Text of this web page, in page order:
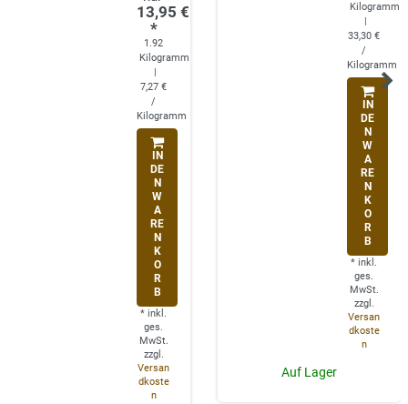
13,95 €
*
1.92
Kilogramm
7,27 €
/
Kilogramm
IN
DE
N
W
A
RE
N
K
O
R
B
* inkl.
ges.
MwSt.
zzgl.
Versan
dkoste
n
Kilogramm
33,30 €
/
Kilogramm
IN
DE
N
W
A
RE
N
K
O
R
B
* inkl.
ges.
MwSt.
zzgl.
Versan
dkoste
n
Auf Lager